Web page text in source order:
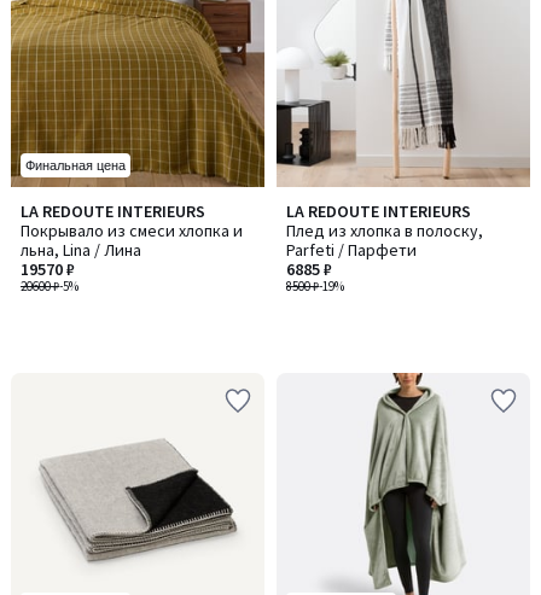
Финальная цена
LA REDOUTE INTERIEURS
Покрывало из смеси хлопка и
льна, Lina / Лина
20600 ₽-5%
19570 ₽
LA REDOUTE INTERIEURS
Плед из хлопка в полоску,
Parfeti / Парфети
8500 ₽-19%
6885 ₽